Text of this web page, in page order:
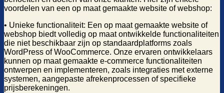
voordelen van een op maat gemaakte website of webshop:
• Unieke functionaliteit: Een op maat gemaakte website of
webshop biedt volledig op maat ontwikkelde functionaliteiten
die niet beschikbaar zijn op standaardplatforms zoals
WordPress of WooCommerce. Onze ervaren ontwikkelaars
kunnen op maat gemaakte e-commerce functionaliteiten
ontwerpen en implementeren, zoals integraties met externe
systemen, aangepaste afrekenprocessen of specifieke
prijsberekeningen.